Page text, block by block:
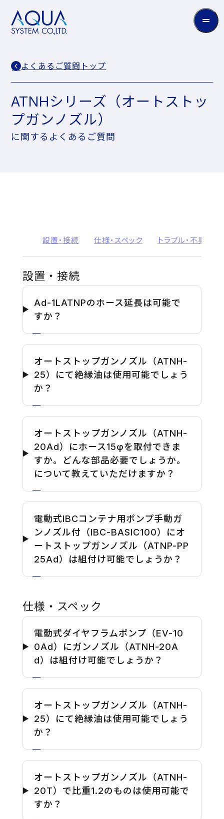
System
よくあるご質問トップ
ATNHシリーズ（オートストッ
プガンノズル）
に関するよくあるご質問
設置・接続 仕様・スペック トラブル・不具合
設置・接続
Ad-1LATNPのホース延長は可能で
すか？
オートストップガンノズル（ATNH-
25）にて絶縁油は使用可能でしょう
か？
オートストップガンノズル（ATNH-
20Ad）にホース15φを取付できま
すか。どんな部品必要でしょうか。
について教えていただけますか？
電動式IBCコンテナ用ポンプ手動ガ
ンノズル付（IBC-BASIC100）にオ
ートストップガンノズル（ATNP-PP
25Ad）は組付け可能でしょうか？
仕様・スペック
電動式ダイヤフラムポンプ（EV-10
0Ad）にガンノズル（ATNH-20A
d）は組付け可能でしょうか？
オートストップガンノズル（ATNH-
25）にて絶縁油は使用可能でしょう
か？
オートストップガンノズル（ATNH-
20T）で比重1.2のものは使用可能で
すか？